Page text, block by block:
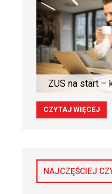
ZUS na start –
CZYTAJ WIĘCEJ
NAJCZĘŚCIEJ